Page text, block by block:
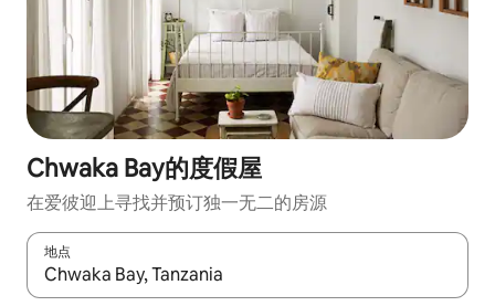
Chwaka Bay的度假屋
在爱彼迎上寻找并预订独一无二的房源
地点
如有搜索结果，请使用上下方向键查看，或通过点击或滑动手势